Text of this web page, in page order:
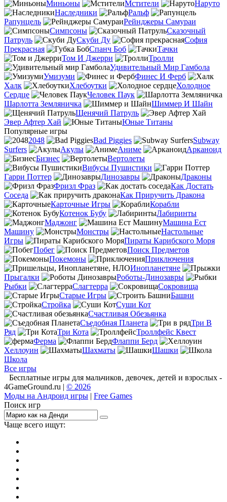
Миньоны
Мстители
Наруто
Наследники
Ральф
Рапунцель
Рейнджеры Самураи
Симпсоны
Сказочный
Патруль
Скуби Ду
София
Прекрасная
Спанч Боб
Тачки
Том И Джерри
Тролли
Удивительный Мир Гамбола
Умизуми
Финес И Ферб
Халк
Хлебоутки
Холодное
Сердце
Человек Паук
Шарлотта Земляничка
Шиммер И Шайн
Щенячий Патруль
Эвер Афтер Хай
Юные Титаны
Популярные игры
2048
Bad Piggies
Subway
Surfers
Акулы Аниме
Арканоид
Бизнес
Вертолеты
Вибусы Пушистики
Гарри Поттер
Динозавры
Драконы
Фризл Фраз
Как Достать
Соседа
Как Приручить Дракона
Карточные Игры
Корабли
Котенок Бубу
Лабиринты
Маджонг
Машина Ест
Машину
Монстры
Настольные
Игры
Пираты Карибского Моря
Побег
Поиск Предметов
Покемоны
Приключения
Инопланетяне
Прыгалки
Роботы-Динозавры
Рыбки
Слагтерра
Сокровища
Старые Игры
Башни
Стройка
Суши Кот
Счастливая Обезьянка
Съедобная Планета
Три В
Ряд
Три Кота
Троллфейс Квест
Ферма
Флаппи Берд
Хеллоуин
Шахматы
Шашки
Школа
Все игры
Бесплатные игры для мальчиков, девочек, детей и взрослых -
4GameGround.ru | © 2026
Моды на Андроид игры | Free Games
Поиск игр
Чаще всего ищут: